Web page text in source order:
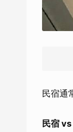
民宿通
民宿